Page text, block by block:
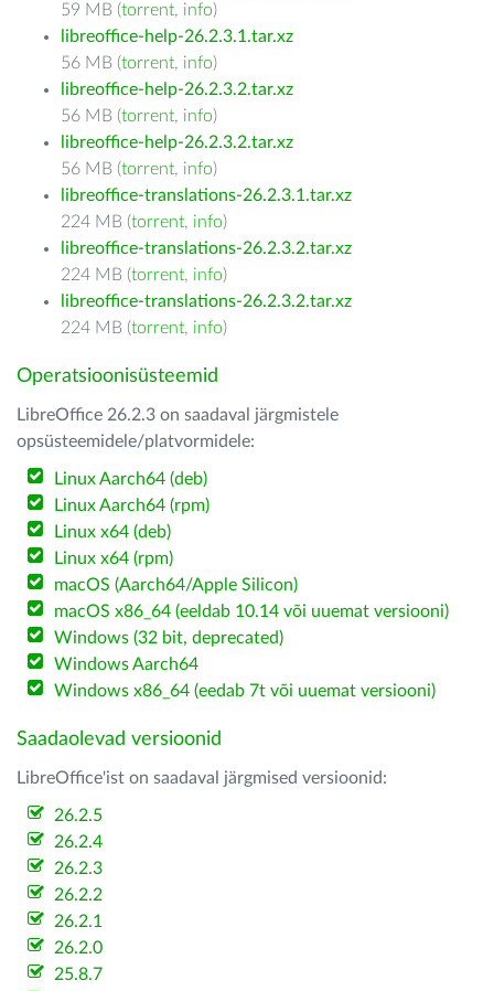
59 MB (torrent, info)
libreoffice-help-26.2.3.1.tar.xz
56 MB (torrent, info)
libreoffice-help-26.2.3.2.tar.xz
56 MB (torrent, info)
libreoffice-help-26.2.3.2.tar.xz
56 MB (torrent, info)
libreoffice-translations-26.2.3.1.tar.xz
224 MB (torrent, info)
libreoffice-translations-26.2.3.2.tar.xz
224 MB (torrent, info)
libreoffice-translations-26.2.3.2.tar.xz
224 MB (torrent, info)
Operatsioonisüsteemid
LibreOffice 26.2.3 on saadaval järgmistele
opsüsteemidele/platvormidele:
Linux Aarch64 (deb)
Linux Aarch64 (rpm)
Linux x64 (deb)
Linux x64 (rpm)
macOS (Aarch64/Apple Silicon)
macOS x86_64 (eeldab 10.14 või uuemat versiooni)
Windows (32 bit, deprecated)
Windows Aarch64
Windows x86_64 (eedab 7t või uuemat versiooni)
Saadaolevad versioonid
LibreOffice'ist on saadaval järgmised versioonid:
26.2.5
26.2.4
26.2.3
26.2.2
26.2.1
26.2.0
25.8.7